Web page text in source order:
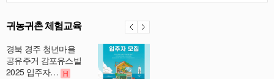
귀농귀촌 체험교육
경북 경주 청년마을
공유주거 감포유스빌
2025 입주자… H